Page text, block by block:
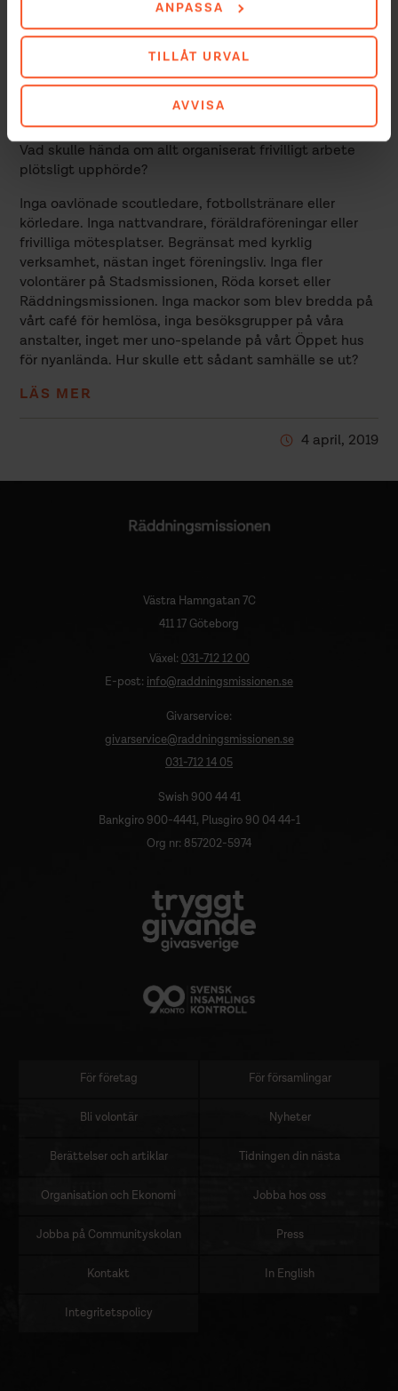
ANPASSA
TILLÅT URVAL
AVVISA
Ledare: Till er som är
hoppet om ett bättre
Vad skulle hända om allt organiserat frivilligt arbete
plötsligt upphörde?
Inga oavlönade scoutledare, fotbollstränare eller
körledare. Inga nattvandrare, föräldraföreningar eller
frivilliga mötesplatser. Begränsat med kyrklig
verksamhet, nästan inget föreningsliv. Inga fler
volontärer på Stadsmissionen, Röda korset eller
Räddningsmissionen. Inga mackor som blev bredda på
vårt café för hemlösa, inga besöksgrupper på våra
anstalter, inget mer uno-spelande på vårt Öppet hus
för nyanlända. Hur skulle ett sådant samhälle se ut?
LÄS MER
4 april, 2019
Västra Hamngatan 7C
411 17 Göteborg
Växel: 031-712 12 00
E-post: info@raddningsmissionen.se
Givarservice:
givarservice@raddningsmissionen.se
031-712 14 05
Swish 900 44 41
Bankgiro 900-4441, Plusgiro 90 04 44-1
Org nr: 857202-5974
Sidomeny
För företag För församlingar
Bli volontär Nyheter
Berättelser och artiklar Tidningen din nästa
Organisation och Ekonomi Jobba hos oss
Jobba på Communityskolan Press
Kontakt In English
Integritetspolicy